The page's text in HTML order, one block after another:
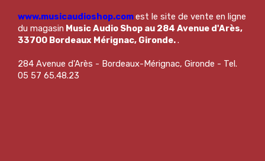
www.musicaudioshop.comest le site de vente en ligne
du magasin Music Audio Shop au 284 Avenue d'Arès,
33700 Bordeaux Mérignac, Gironde..
284 Avenue d'Arès - Bordeaux-Mérignac, Gironde - Tel.
05 57 65.48.23